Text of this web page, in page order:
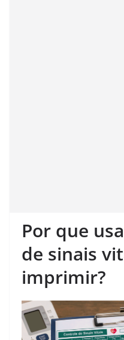
Por que
de sinais
imprimir?